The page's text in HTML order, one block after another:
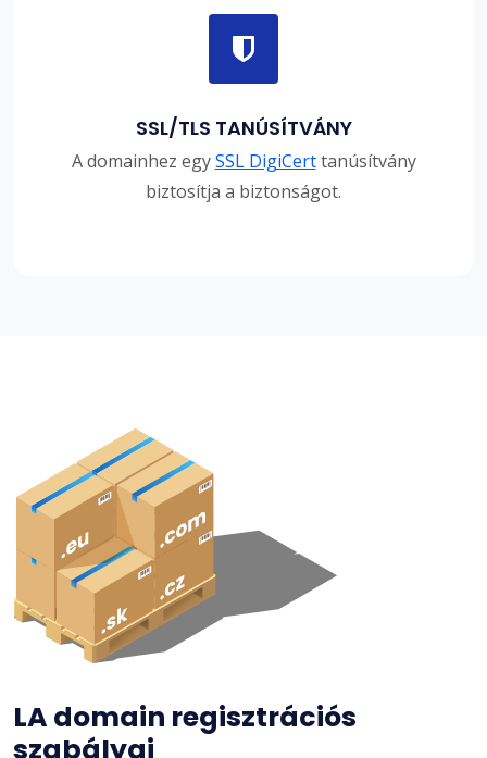
SSL/TLS TANÚSÍTVÁNY
A domainhez egySSL DigiCerttanúsítvány
biztosítja a biztonságot.
LA domain regisztrációs
szabályai